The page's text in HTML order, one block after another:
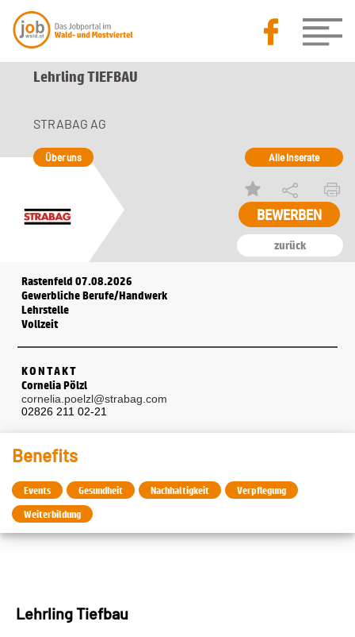
Lehrling TIEFBAU
zurück
STRABAG AG
Über uns Alle Inserate
Rastenfeld 07.08.2026
Gewerbliche Berufe/Handwerk
Lehrstelle
Vollzeit
KONTAKT
Cornelia Pölzl
cornelia.poelzl@strabag.com
02826 211 02-21
Benefits
Events Gesundheit Nachhaltigkeit
Verpflegung
Weiterbildung
Lehrling Tiefbau